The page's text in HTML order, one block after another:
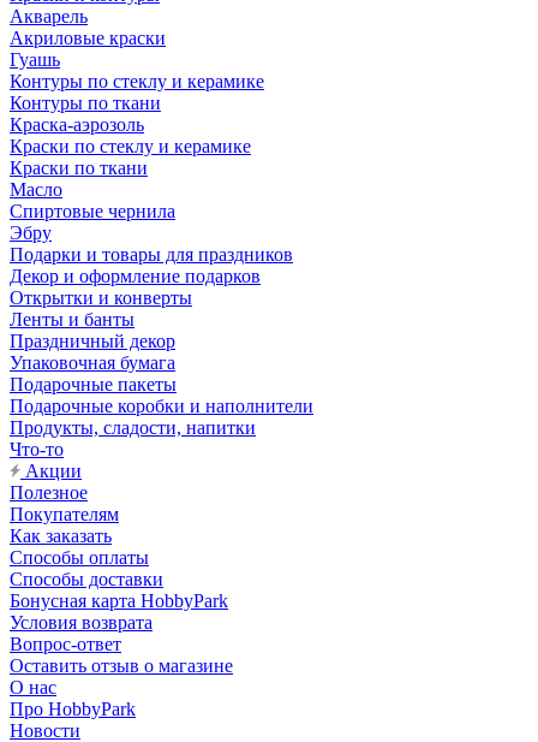
Акварель
Акриловые краски
Гуашь
Контуры по стеклу и керамике
Контуры по ткани
Краска-аэрозоль
Краски по стеклу и керамике
Краски по ткани
Масло
Спиртовые чернила
Эбру
Подарки и товары для праздников
Декор и оформление подарков
Открытки и конверты
Ленты и банты
Праздничный декор
Упаковочная бумага
Подарочные пакеты
Подарочные коробки и наполнители
Продукты, сладости, напитки
Что-то
Акции
Полезное
Покупателям
Как заказать
Способы оплаты
Способы доставки
Бонусная карта HobbyPark
Условия возврата
Вопрос-ответ
Оставить отзыв о магазине
О нас
Про HobbyPark
Новости